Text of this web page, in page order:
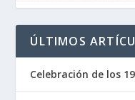
ÚLTIMOS
Celebración de los